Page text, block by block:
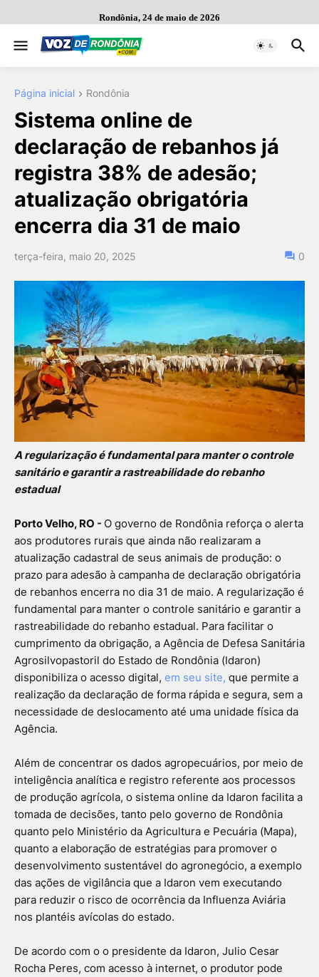
Rondônia, 24 de maio de 2026
Página inicial Rondônia
Sistema online de
declaração de rebanhos já
registra 38% de adesão;
atualização obrigatória
encerra dia 31 de maio
terça-feira, maio 20, 2025 0
A regularização é fundamental para manter o controle
sanitário e garantir a rastreabilidade do rebanho
estadual
Porto Velho, RO - O governo de Rondônia reforça o alerta
aos produtores rurais que ainda não realizaram a
atualização cadastral de seus animais de produção: o
prazo para adesão à campanha de declaração obrigatória
de rebanhos encerra no dia 31 de maio. A regularização é
fundamental para manter o controle sanitário e garantir a
rastreabilidade do rebanho estadual. Para facilitar o
cumprimento da obrigação, a Agência de Defesa Sanitária
Agrosilvopastoril do Estado de Rondônia (Idaron)
disponibiliza o acesso digital, em seu site, que permite a
realização da declaração de forma rápida e segura, sem a
necessidade de deslocamento até uma unidade física da
Agência.
Além de concentrar os dados agropecuários, por meio de
inteligência analítica e registro referente aos processos
de produção agrícola, o sistema online da Idaron facilita a
tomada de decisões, tanto pelo governo de Rondônia
quanto pelo Ministério da Agricultura e Pecuária (Mapa),
quanto a elaboração de estratégias para promover o
desenvolvimento sustentável do agronegócio, a exemplo
das ações de vigilância que a Idaron vem executando
para reduzir o risco de ocorrência da Influenza Aviária
nos plantéis avícolas do estado.
De acordo com o o presidente da Idaron, Julio Cesar
Rocha Peres, com acesso à internet, o produtor pode